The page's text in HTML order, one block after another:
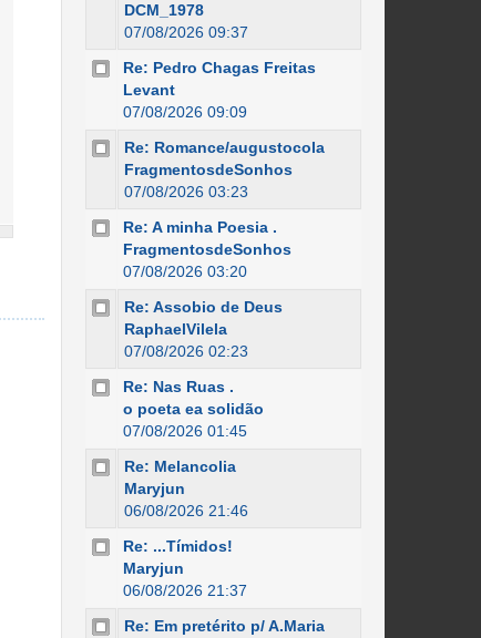
DCM_1978
07/08/2026 09:37
Re: Pedro Chagas Freitas
Levant
07/08/2026 09:09
Re: Romance/augustocola
FragmentosdeSonhos
07/08/2026 03:23
Re: A minha Poesia .
FragmentosdeSonhos
07/08/2026 03:20
Re: Assobio de Deus
RaphaelVilela
07/08/2026 02:23
Re: Nas Ruas .
o poeta ea solidão
07/08/2026 01:45
Re: Melancolia
Maryjun
06/08/2026 21:46
Re: ...Tímidos!
Maryjun
06/08/2026 21:37
Re: Em pretérito p/ A.Maria